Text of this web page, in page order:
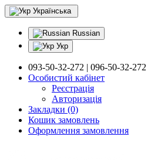
Українська
Russian
Укр
093-50-32-272 | 096-50-32-272
Особистий кабінет
Реєстрація
Авторизація
Закладки (0)
Кошик замовлень
Оформлення замовлення